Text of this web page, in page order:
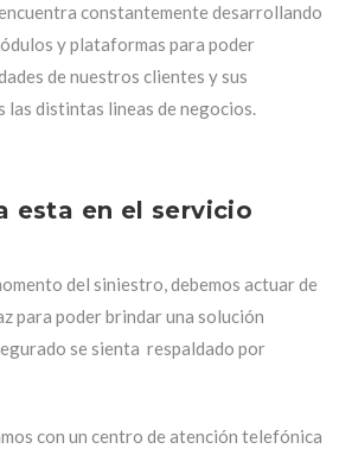
constantemente desarrollando
y plataformas para poder
de nuestros clientes y sus
las distintas lineas de negocios.
esta en el servicio
del siniestro, debemos actuar de
para poder brindar una solución
se sienta respaldado por
con un centro de atención telefónica